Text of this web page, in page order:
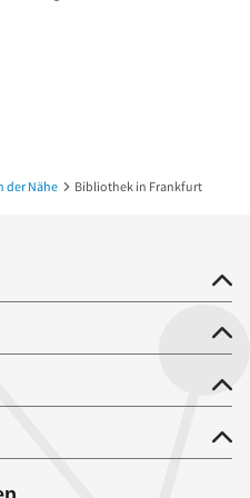
der Nähe Bibliothek in Frankfurt